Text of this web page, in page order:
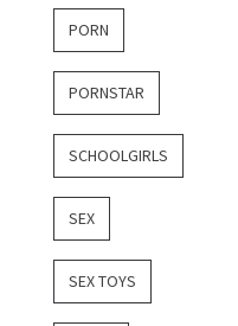
PORN
PORNSTAR
SCHOOLGIRLS
SEX
SEX TOYS